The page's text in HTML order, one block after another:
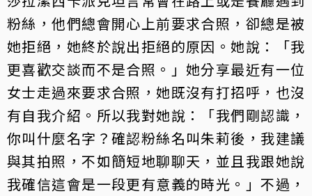
粉絲，他們總會開心上前要求合照，卻總是被
她拒絕，她終於說出拒絕的原因。她說：「我
更喜歡交談而不是合照。」她分享最近有一位
女士走過來要求合照，她既沒有打招呼，也沒
有自我介紹。所以我對她說：「我們剛認識，
你叫什麼名字？確認粉絲名叫朱莉後，我建議
與其拍照，不如簡短地聊聊天，並且我跟她說
我確信這會是一段更有意義的時光。」不過，